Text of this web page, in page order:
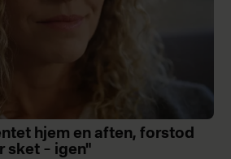
hjem en aften, forstod
sket – igen"